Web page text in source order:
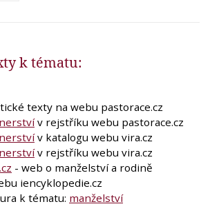
k tématu:
texty na webu pastorace.cz
v rejstříku webu pastorace.cz
v katalogu webu vira.cz
v rejstříku webu vira.cz
- web o manželství a rodině
iencyklopedie.cz
k tématu: manželství